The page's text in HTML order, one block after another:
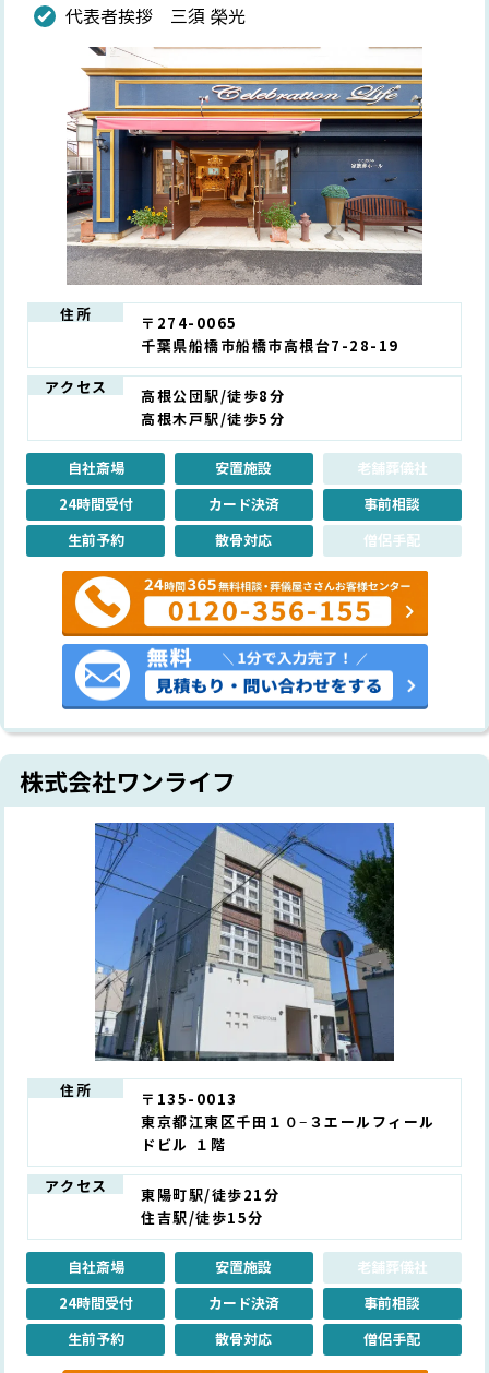
代表者挨拶 三須 榮光
住所
〒274-0065
千葉県船橋市船橋市高根台7-28-19
アクセス
高根公団駅/徒歩8分
高根木戸駅/徒歩5分
自社斎場 安置施設
老舗葬儀社
24時間受付
カード決済
事前相談
生前予約
散骨対応 僧侶手配
株式会社ワンライフ
住所
〒135-0013
東京都江東区千田１０−３エールフィール
ドビル １階
アクセス
東陽町駅/徒歩21分
住吉駅/徒歩15分
自社斎場 安置施設
老舗葬儀社
24時間受付
カード決済
事前相談
生前予約
散骨対応 僧侶手配